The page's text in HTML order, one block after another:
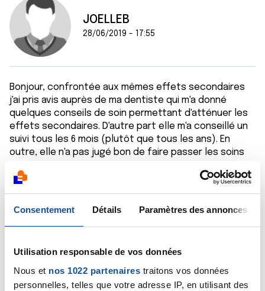
Consentement Détails Paramètres des annonces
Utilisation responsable de vos données
Nous et nos 1022 partenaires traitons vos données
personnelles, telles que votre adresse IP, en utilisant des
JOELLEB
28/06/2019 - 17:55
Bonjour, confrontée aux mêmes effets secondaires
j'ai pris avis auprès de ma dentiste qui m'a donné
quelques conseils de soin permettant d'atténuer les
effets secondaires. D'autre part elle m'a conseillé un
suivi tous les 6 mois (plutôt que tous les ans). En
outre, elle n'a pas jugé bon de faire passer les soins
Victoire
19/09/2019 - 09:28